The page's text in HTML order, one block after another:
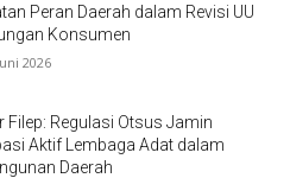
Peran Daerah dalam Revisi UU
Konsumen
2026
Filep: Regulasi Otsus Jamin
Aktif Lembaga Adat dalam
Daerah